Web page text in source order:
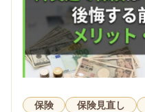
保険 保険見直し